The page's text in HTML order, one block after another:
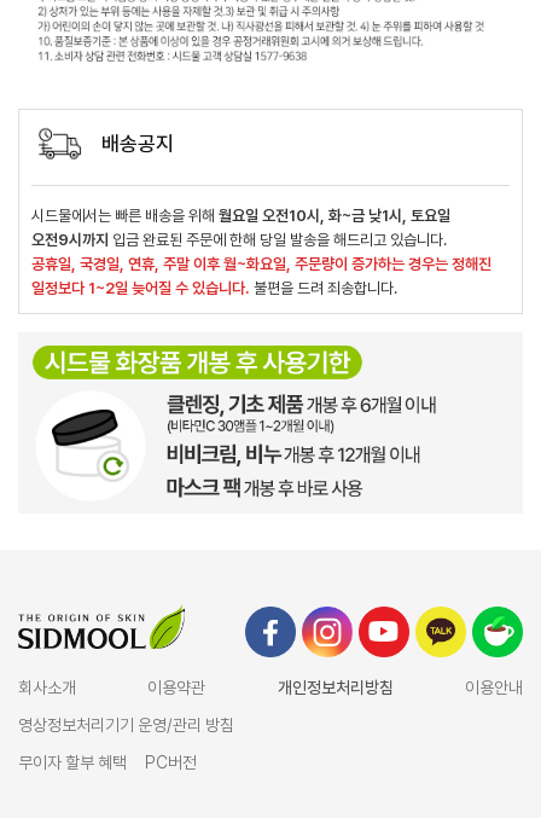
배송공지
시드물에서는 빠른 배송을 위해 월요일 오전10시, 화~금 낮1시, 토요일
오전9시까지 입금 완료된 주문에 한해 당일 발송을 해드리고 있습니다.
공휴일, 국경일, 연휴, 주말 이후 월~화요일, 주문량이 증가하는 경우는 정해진
일정보다 1~2일 늦어질 수 있습니다. 불편을 드려 죄송합니다.
회사소개 이용약관 개인정보처리방침
이용안내
영상정보처리기기 운영/관리 방침
무이자 할부 혜택
PC버전